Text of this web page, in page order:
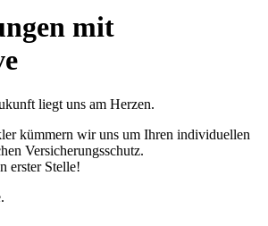
mit
liegt uns am Herzen.
kümmern wir uns um Ihren individuellen
Versicherungsschutz.
erster Stelle!